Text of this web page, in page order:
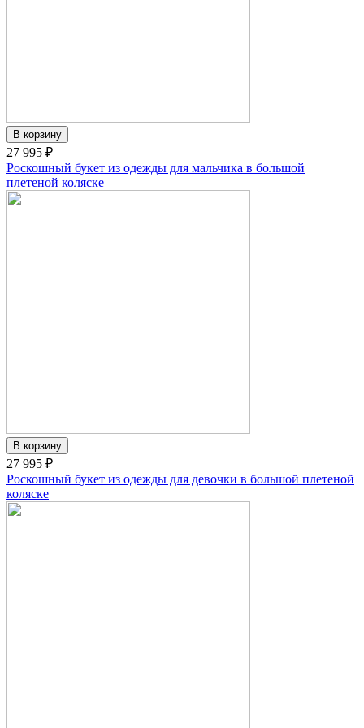
27 995 ₽
Роскошный букет из одежды для мальчика в большой
плетеной коляске
27 995 ₽
Роскошный букет из одежды для девочки в большой плетеной
коляске